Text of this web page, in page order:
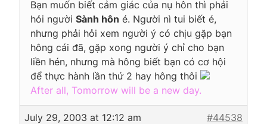
Bạn muốn biết cảm giác của nụ hôn thì phải
hỏi người Sành hôn é. Người nì tui biết é,
nhưng phải hỏi xem người ý có chịu gặp bạn
hông cái đã, gặp xong người ý chỉ cho bạn
liền hén, nhưng mà hông biết bạn có cơ hội
để thực hành lần thứ 2 hay hông thôi
After all, Tomorrow will be a new day.
July 29, 2003 at 12:12 am #44538